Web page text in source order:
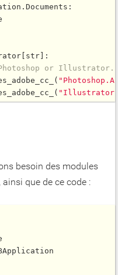
or
(
(
besoin des modules
, ainsi que de ce code :